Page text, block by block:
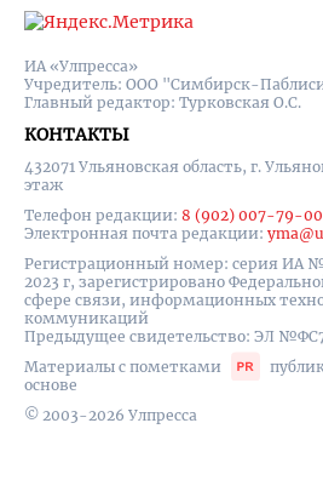
ИА «Улпресса»
Учредитель: ООО "Симбирск-
Главный редактор: Турковская О.С.
КОНТАКТЫ
432071 Ульяновская область, г.
этаж
Телефон редакции: 8 (902) 007-79-00
Электронная почта редакции:
Регистрационный номер: серия ИА
2023 г, зарегистрировано
сфере связи, информационных
коммуникаций
Предыдущее свидетельство: ЭЛ
Материалы с пометками
основе
© 2003-2026 Улпресса